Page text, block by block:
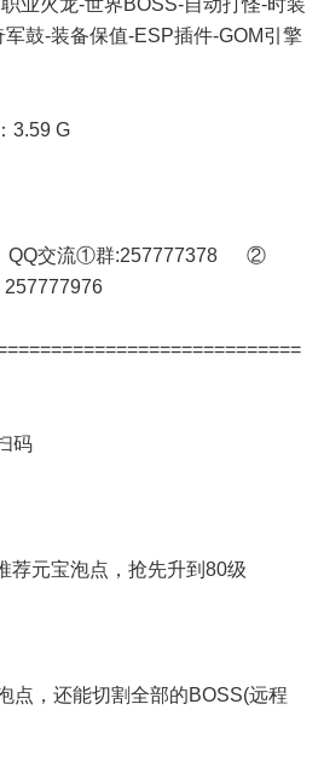
业火龙-世界BOSS-自动打怪-时装
鼓-装备保值-ESP插件-GOM引擎
3.59 G
QQ交流①群:257777378 ②
码
荐元宝泡点，抢先升到80级
点，还能切割全部的BOSS(远程